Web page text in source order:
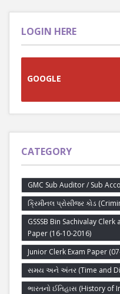
LOGIN HERE
GOOGLE
CATEGORY
GMC Sub Auditor / Sub
ક્રિમીનલ પ્રોસીજર કોડ
GSSSB Bin Sachivalay
Paper (16-10-2016)
Junior Clerk Exam Paper
સમય અને અંતર (Time and
ભારતનો ઈતિહાસ (History of